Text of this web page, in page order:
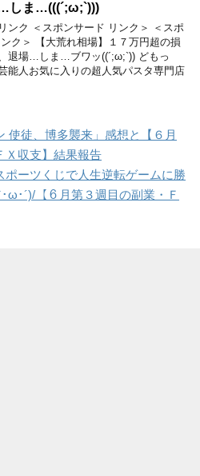
しま…(((´;ω;`)))
ンク ＜スポンサード リンク＞ ＜スポ
ク＞ 【大荒れ相場】１７万円超の損
退場…しま…ブワッ((´;ω;`)) どもっ
能人お気に入りの超人気パスタ専門店
使徒、博多襲来」感想と【６月
Ｘ収支】結果報告
ポーツくじで人生逆転ゲームに勝
ω･´)/【６月第３週目の副業・Ｆ